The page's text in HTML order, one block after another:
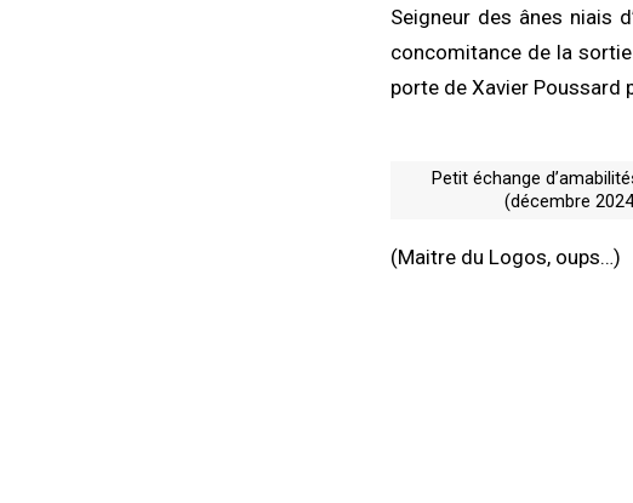
Seigneur des ânes niais
concomitance de la
porte de Xavier Poussard
Petit échange
(décembre
(Maitre du Logos, oups…)